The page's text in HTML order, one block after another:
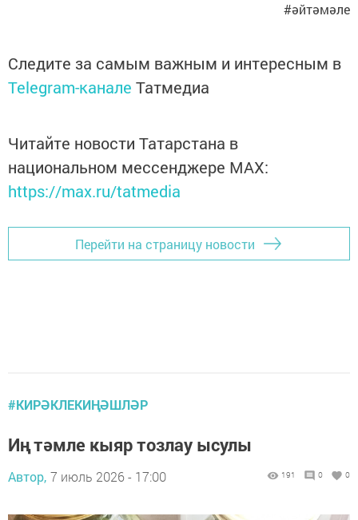
#әйтәмәле
Следите за самым важным и интересным в
Telegram-канале Татмедиа
Читайте новости Татарстана в
национальном мессенджере MАХ:
https://max.ru/tatmedia
Перейти на страницу новости
#КИРӘКЛЕКИҢӘШЛӘР
Иң тәмле кыяр тозлау ысулы
Автор, 7 июль 2026 - 17:00 191 0 0